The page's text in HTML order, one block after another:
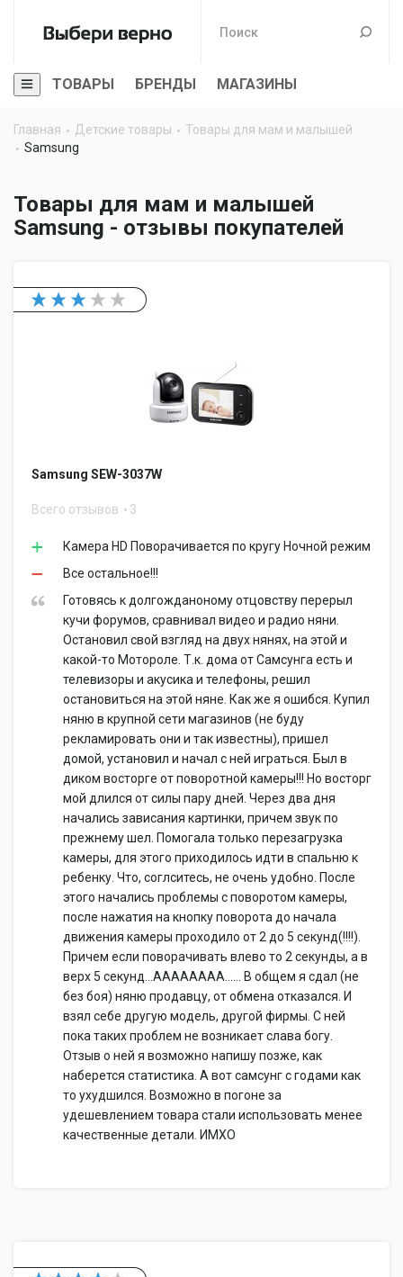
ТОВАРЫ БРЕНДЫ МАГАЗИНЫ
Главная Детские товары
Товары для мам и малышей
Samsung
Товары для мам и малышей
Samsung - отзывы покупателей
Samsung SEW-3037W
Всего отзывов 3
Камера HD Поворачивается по кругу Ночной режим
Все остальное!!!
Готовясь к долгожданоному отцовству перерыл
кучи форумов, сравнивал видео и радио няни.
Остановил свой взгляд на двух нянях, на этой и
какой-то Мотороле. Т.к. дома от Самсунга есть и
телевизоры и акусика и телефоны, решил
остановиться на этой няне. Как же я ошибся. Купил
няню в крупной сети магазинов (не буду
рекламировать они и так известны), пришел
домой, установил и начал с ней играться. Был в
диком восторге от поворотной камеры!!! Но восторг
мой длился от силы пару дней. Через два дня
начались зависания картинки, причем звук по
прежнему шел. Помогала только перезагрузка
камеры, для этого приходилось идти в спальню к
ребенку. Что, соглситесь, не очень удобно. После
этого начались проблемы с поворотом камеры,
после нажатия на кнопку поворота до начала
движения камеры проходило от 2 до 5 секунд(!!!!).
Причем если поворачивать влево то 2 секунды, а в
верх 5 секунд...АААААААА...... В общем я сдал (не
без боя) няню продавцу, от обмена отказался. И
взял себе другую модель, другой фирмы. С ней
пока таких проблем не возникает слава богу.
Отзыв о ней я возможно напишу позже, как
наберется статистика. А вот самсунг с годами как
то ухудшился. Возможно в погоне за
удешевлением товара стали использовать менее
качественные детали. ИМХО